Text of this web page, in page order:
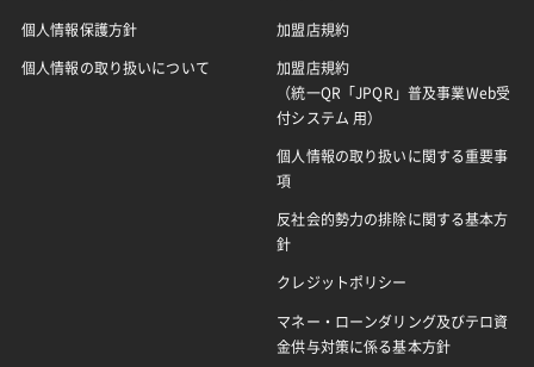
個人情報保護方針
個人情報の取り扱いについて
加盟店規約
加盟店規約
（統一QR「JPQR」普及事業Web受
付システム 用）
個人情報の取り扱いに関する重要事
項
反社会的勢力の排除に関する基本方
針
クレジットポリシー
マネー・ローンダリング及びテロ資
金供与対策に係る基本方針